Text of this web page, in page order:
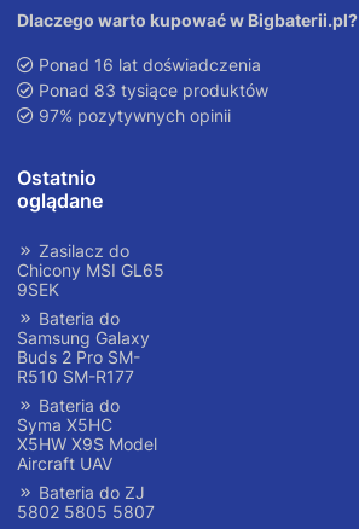
Dlaczego warto kupować w Bigbaterii.pl?
Ponad 16 lat doświadczenia
Ponad 83 tysiące produktów
97% pozytywnych opinii
Ostatnio
oglądane
Zasilacz do
Chicony MSI GL65
9SEK
Bateria do
Samsung Galaxy
Buds 2 Pro SM-
R510 SM-R177
Bateria do
Syma X5HC
X5HW X9S Model
Aircraft UAV
Bateria do ZJ
5802 5805 5807